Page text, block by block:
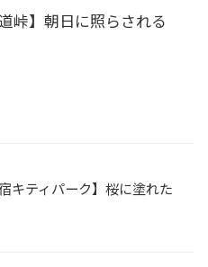
峠】朝日に照らされる
キティパーク】桜に塗れた